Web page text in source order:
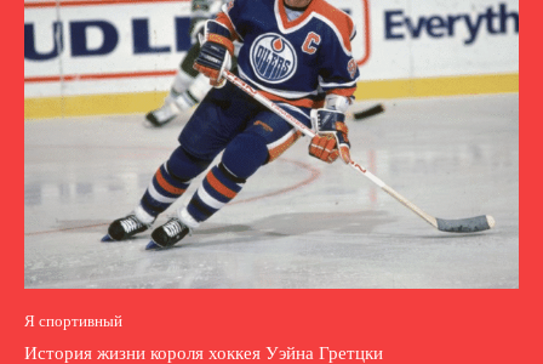
Я спортивный
История жизни короля хоккея Уэйна Гретцки